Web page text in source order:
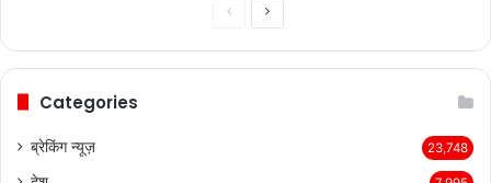
PreviousNext
Categories
ब्रेकिंग न्यूज़ 23,748